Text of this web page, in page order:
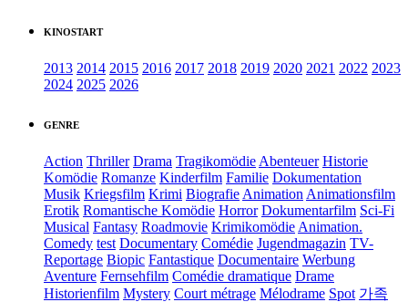
KINOSTART
2013 2014 2015 2016 2017 2018 2019 2020 2021 2022 2023
2024 2025 2026
GENRE
Action Thriller Drama Tragikomödie Abenteuer Historie
Komödie Romanze Kinderfilm Familie Dokumentation
Musik Kriegsfilm Krimi Biografie Animation Animationsfilm
Erotik Romantische Komödie Horror Dokumentarfilm Sci-Fi
Musical Fantasy Roadmovie Krimikomödie Animation.
Comedy test Documentary Comédie Jugendmagazin TV-
Reportage Biopic Fantastique Documentaire Werbung
Aventure Fernsehfilm Comédie dramatique Drame
Historienfilm Mystery Court métrage Mélodrame Spot 가족